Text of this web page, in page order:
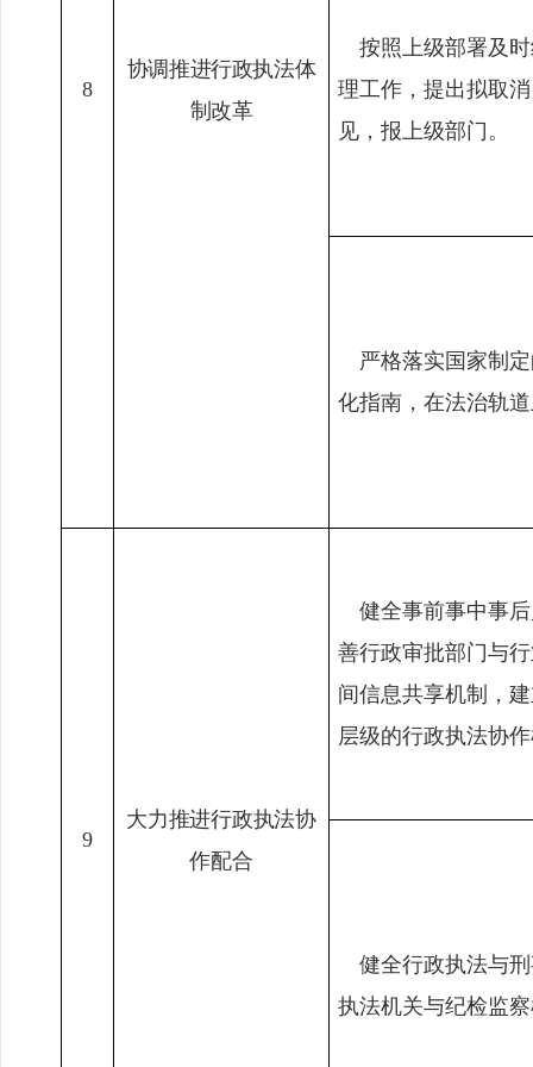
8
协调推进行政执法体
制改革
按照上级部署及
理工作，提出拟取
见，报上级部门。
严格落实国家制
化指南，在法治轨
9
大力推进行政执法协
作配合
健全事前事中事
善行政审批部门与
间信息共享机制，
层级的行政执法协
健全行政执法与
执法机关与纪检监